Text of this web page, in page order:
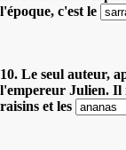
l'époque, c'est le
10. Le seul auteur,
l'empereur Julien. Il
raisins et les